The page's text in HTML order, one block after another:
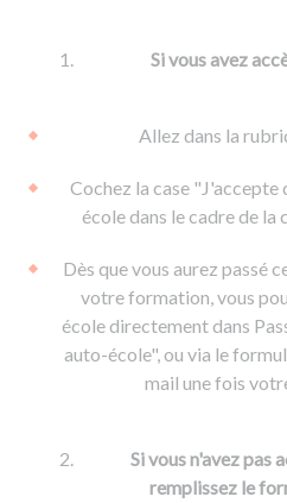
Passer l'ETM
Permis voiture
Permis remorque
Permis & handicap
De la conduite en
De la conduite à moto
Voir tous les supports
Formations
Permis poids lourd
Formation FCO
Formation CACES
Devenir enseignant
Ressources
Si vous avez
Allez dans la
Cochez la case
école dans le cadre de la
Dès que vous aurez passé
votre formation, vous
école directement dans
auto-école", ou via le
mail une fois
Si vous n'avez pas
remplissez le